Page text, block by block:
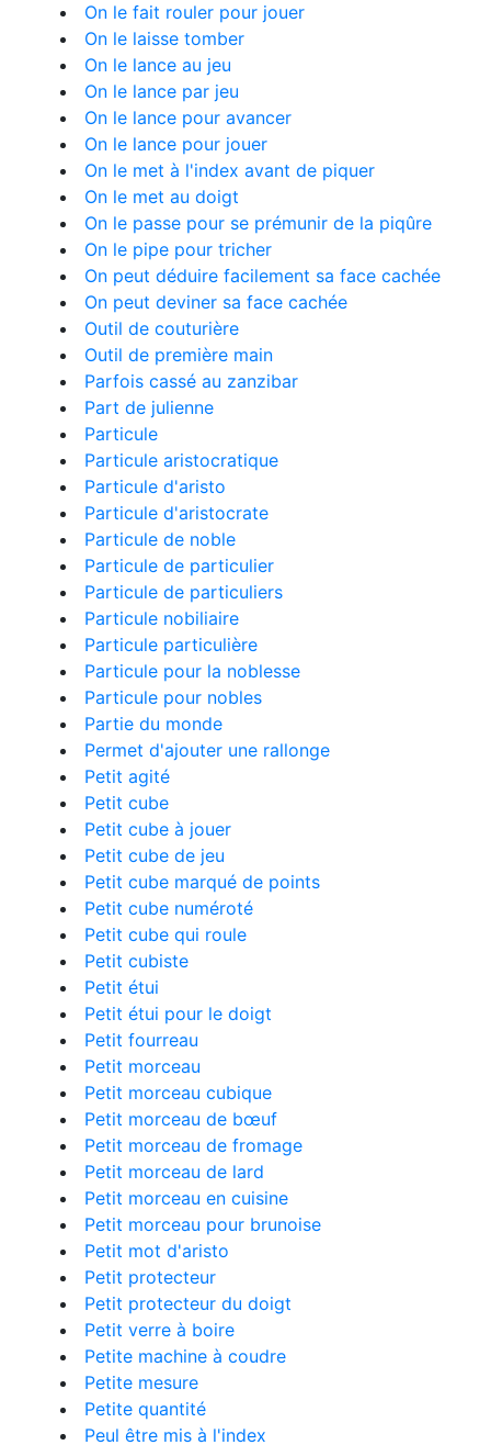
On le fait rouler pour jouer
On le laisse tomber
On le lance au jeu
On le lance par jeu
On le lance pour avancer
On le lance pour jouer
On le met à l'index avant de piquer
On le met au doigt
On le passe pour se prémunir de la piqûre
On le pipe pour tricher
On peut déduire facilement sa face cachée
On peut deviner sa face cachée
Outil de couturière
Outil de première main
Parfois cassé au zanzibar
Part de julienne
Particule
Particule aristocratique
Particule d'aristo
Particule d'aristocrate
Particule de noble
Particule de particulier
Particule de particuliers
Particule nobiliaire
Particule particulière
Particule pour la noblesse
Particule pour nobles
Partie du monde
Permet d'ajouter une rallonge
Petit agité
Petit cube
Petit cube à jouer
Petit cube de jeu
Petit cube marqué de points
Petit cube numéroté
Petit cube qui roule
Petit cubiste
Petit étui
Petit étui pour le doigt
Petit fourreau
Petit morceau
Petit morceau cubique
Petit morceau de bœuf
Petit morceau de fromage
Petit morceau de lard
Petit morceau en cuisine
Petit morceau pour brunoise
Petit mot d'aristo
Petit protecteur
Petit protecteur du doigt
Petit verre à boire
Petite machine à coudre
Petite mesure
Petite quantité
Peul être mis à l'index